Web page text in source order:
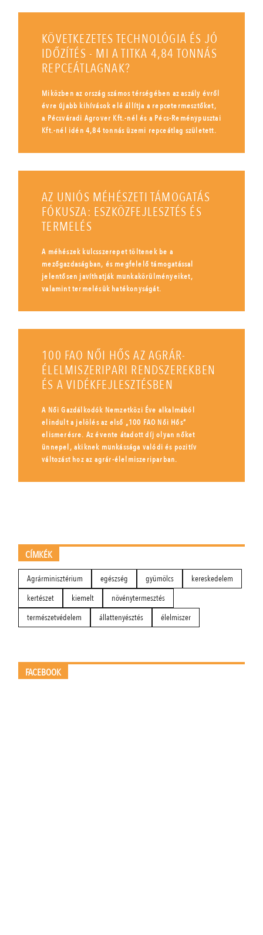
KÖVETKEZETES TECHNOLÓGIA ÉS JÓ
IDŐZÍTÉS - MI A TITKA 4,84 TONNÁS
REPCEÁTLAGNAK?
Miközben az ország számos térségében az aszály évről
évre újabb kihívások elé állítja a repcetermesztőket,
a Pécsváradi Agrover Kft.-nél és a Pécs-Reménypusztai
Kft.-nél idén 4,84 tonnás üzemi repceátlag született.
AZ UNIÓS MÉHÉSZETI TÁMOGATÁS
FÓKUSZA: ESZKÖZFEJLESZTÉS ÉS
TERMELÉS
A méhészek kulcsszerepet töltenek be a
mezőgazdaságban, és megfelelő támogatással
jelentősen javíthatják munkakörülményeiket,
valamint termelésük hatékonyságát.
100 FAO NŐI HŐS AZ AGRÁR-
ÉLELMISZERIPARI RENDSZEREKBEN
ÉS A VIDÉKFEJLESZTÉSBEN
A Női Gazdálkodók Nemzetközi Éve alkalmából
elindult a jelölés az első „100 FAO Női Hős”
elismerésre. Az évente átadott díj olyan nőket
ünnepel, akiknek munkássága valódi és pozitív
változást hoz az agrár-élelmiszeriparban.
CÍMKÉK
Agrárminisztérium egészség gyümölcs
kereskedelem
kertészet
kiemelt
növénytermesztés
természetvédelem
állattenyésztés élelmiszer
FACEBOOK